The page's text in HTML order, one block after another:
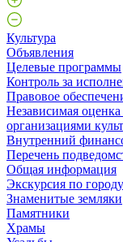
Культура
Объявления
Целевые программы
Контроль за
Правовое
Независимая оценка
организациями
Внутренний
Перечень
Общая информация
Экскурсия по городу
Знаменитые земляки
Памятники
Храмы